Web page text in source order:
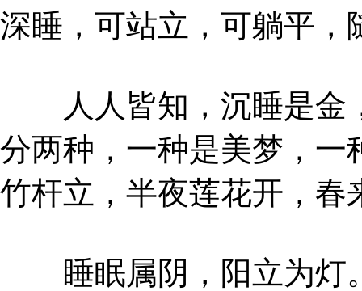
深睡，可站立，可躺平，
人人皆知，沉睡是金
分两种，一种是美梦，一
竹杆立，半夜莲花开，春
睡眠属阴，阳立为灯